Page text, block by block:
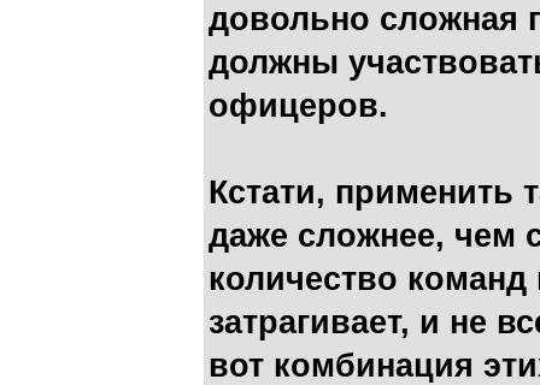
довольно сложная
должны
офицеров.
Кстати, применить
даже сложнее, чем
количество
затрагивает, и не
вот комбинация